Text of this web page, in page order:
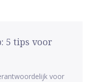
5 tips voor
voor